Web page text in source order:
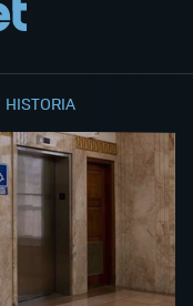
HISTORIA